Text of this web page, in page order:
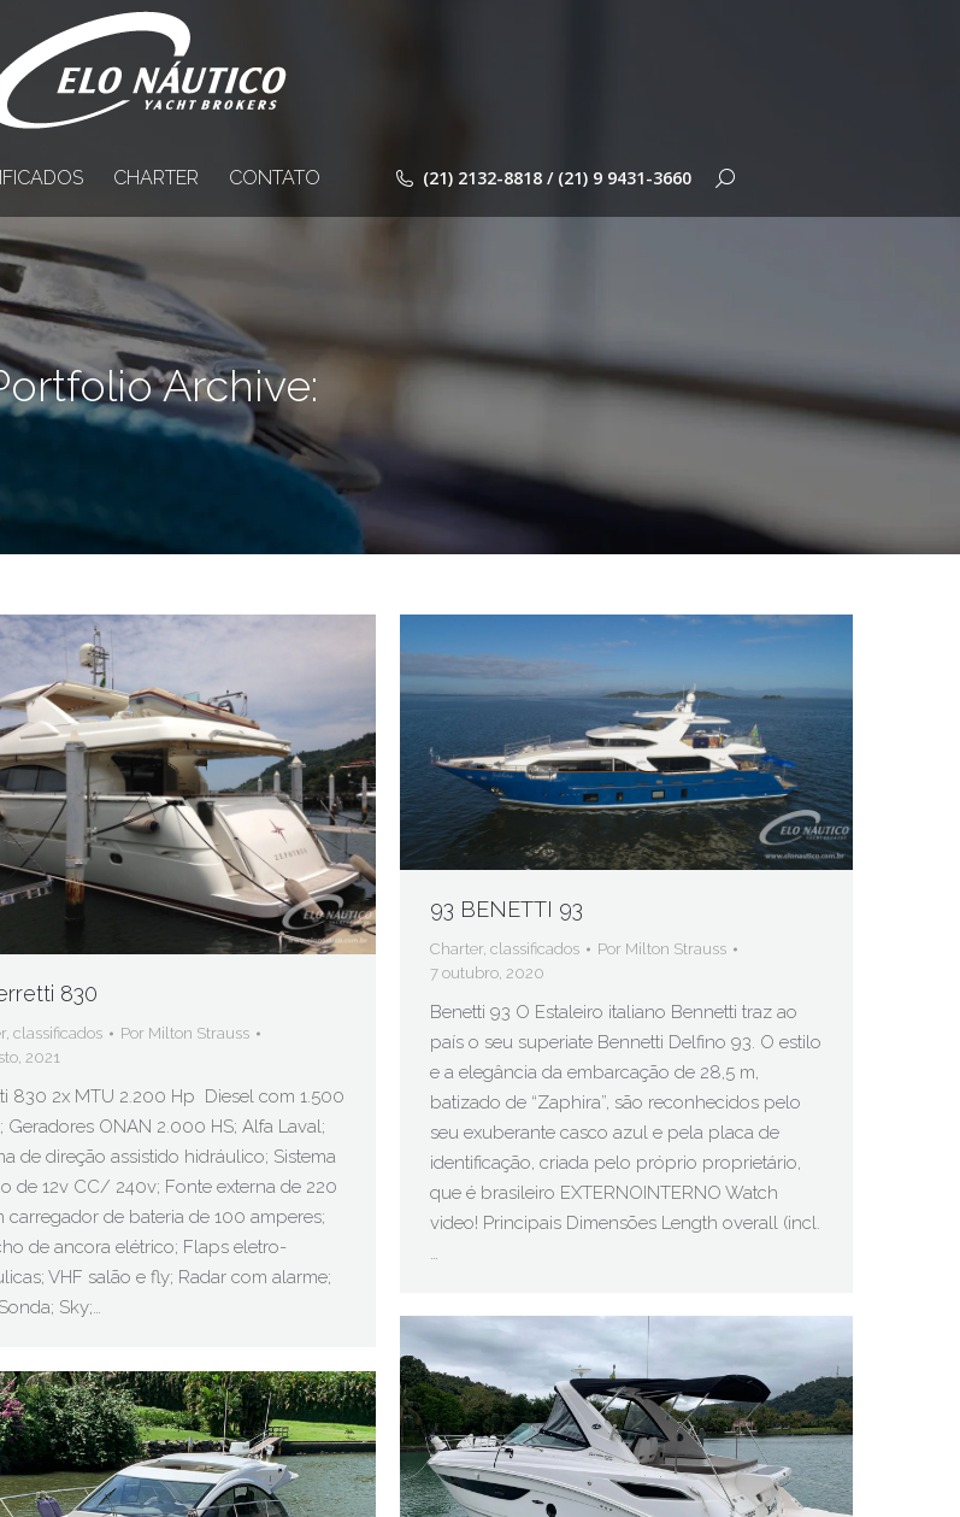
CHARTER CONTATO (21) 2132-8818 / (21) 9 9431-3660 Search:
Archive:
830
, classificados Por Milton Strauss
2021
830 2x MTU 2.200 Hp Diesel com 1.500
Geradores ONAN 2.000 HS; Alfa Laval;
de direção assistido hidráulico; Sistema
de 12v CC/ 240v; Fonte externa de 220
carregador de bateria de 100 amperes;
de ancora elétrico; Flaps eletro-
VHF salão e fly; Radar com alarme;
Sky;…
93 BENETTI 93
Charter, classificados Por Milton Strauss
7 outubro, 2020
Benetti 93 O Estaleiro italiano Bennetti traz ao
país o seu superiate Bennetti Delfino 93. O estilo
e a elegância da embarcação de 28,5 m,
batizado de “Zaphira”, são reconhecidos pelo
seu exuberante casco azul e pela placa de
identificação, criada pelo próprio proprietário,
que é brasileiro EXTERNOINTERNO Watch
video! Principais Dimensões Length overall (incl.
…